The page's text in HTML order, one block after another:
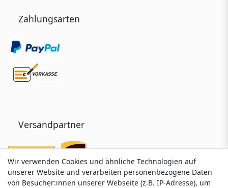
Zahlungsarten
Versandpartner
Wir verwenden Cookies und ähnliche Technologien auf
unserer Website und verarbeiten personenbezogene Daten
von Besucher:innen unserer Webseite (z.B. IP-Adresse), um
Wir verwenden Cookies und ähnliche Technologien auf
unserer Website und verarbeiten personenbezogene Daten
von Besucher:innen unserer Webseite (z.B. IP-Adresse), um